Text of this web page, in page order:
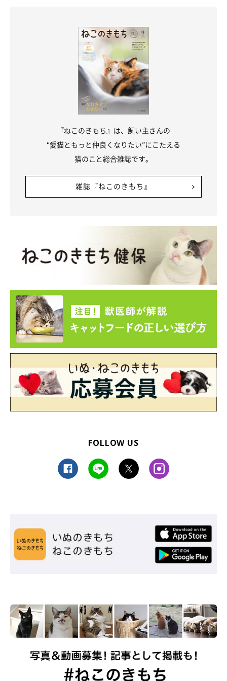
ねこのきもち投稿写真ギャラリー
猫が好む爪とぎ環境を整え、困った爪とぎが少なくなれば、猫も
飼い主さんもハッピーですね！
そしてたまには猫のストレス解消のため、爪をとぐ素振りを見せ
たら、あえて先に遊びに誘ってみることも大切ですよ。
だもの バリバリ爪とぎしたくなる！そのココロは？ 今日からで
きる対策付き』（監修：哺乳動物学者 川崎市環境影響評価審議
会委員 「ねこの博物館」館長 日本動物科学研究所所長 今泉忠明
文／nishiyuka
※写真はスマホアプリ「いぬ・ねこのきもち」で投稿されたもの
です。
※記事と写真に関連性はありませんので予めご了承ください。
『ねこのきもち』は、飼い主さんの
“愛猫ともっと仲良くなりたい”にこたえる
猫のこと総合雑誌です。
雑誌『ねこのきもち』
FOLLOW US